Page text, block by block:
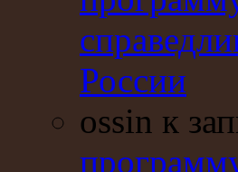
России
ossin к